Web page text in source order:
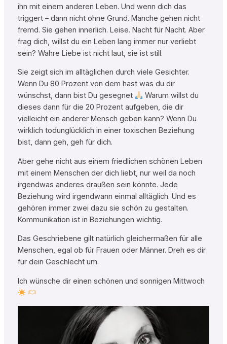
ihn mit einem anderen Leben. Und wenn dich das
triggert – dann nicht ohne Grund. Manche gehen nicht
fremd. Sie gehen innerlich. Leise. Nacht für Nacht. Aber
frag dich, willst du ein Leben lang immer nur verliebt
sein? Wahre Liebe ist nicht laut, sie ist still.
Sie zeigt sich im alltäglichen durch viele Gesichter.
Wenn Du 80 Prozent von dem hast was du dir
wünschst, dann bist Du gesegnet
Warum willst du
dieses dann für die 20 Prozent aufgeben, die dir
vielleicht ein anderer Mensch geben kann? Wenn Du
wirklich todunglücklich in einer toxischen Beziehung
bist, dann geh, geh für dich.
Aber gehe nicht aus einem friedlichen schönen Leben
mit einem Menschen der dich liebt, nur weil da noch
irgendwas anderes draußen sein könnte. Jede
Beziehung wird irgendwann einmal alltäglich. Und es
gehören immer zwei dazu sie schön zu gestalten.
Kommunikation ist in Beziehungen wichtig.
Das Geschriebene gilt natürlich gleichermaßen für alle
Menschen, egal ob für Frauen oder Männer. Dreh es dir
für dein Geschlecht um.
Ich wünsche dir einen schönen und sonnigen Mittwoch